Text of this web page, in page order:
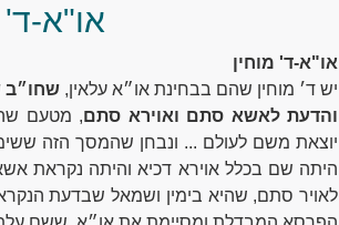
או"א-ד'
או"א-ד' מוחין
יש ד׳ מוחין שהם בבחינת או״א עלאין, שחו״ב
והדעת לאשא סתם ואוירא סתם, מטעם
יוצאת משם לעולם ... ונבחן שהמסך הזה
היתה שם בכלל אוירא דכיא והיתה נקראת
לאויר סתם, שהיא בימין ושמאל שבדעת